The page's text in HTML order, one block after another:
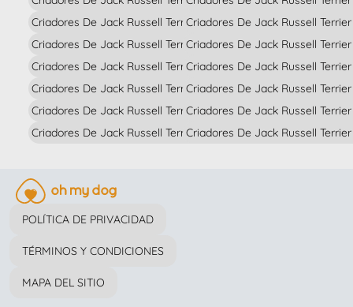
Criadores De Jack Russell Terrier En Guadalajara
Criadores De Jack Russell Terrier En Guipúzcoa
Criadores De Jack Russell Terrier En Huelva
Criadores De Jack Russell Terrier En Huesca
Criadores De Jack Russell Terrier En Islas Baleares
Criadores De Jack Russell Terrier En Jaén
Criadores De Jack Russell
Criadores De Jack Russell
Criadores De Jack Russell
Criadores De Jack Russell
Criadores De Jack Russell
Criadores De Jack Russell
POLÍTICA DE PRIVACIDAD
TÉRMINOS Y CONDICIONES
MAPA DEL SITIO